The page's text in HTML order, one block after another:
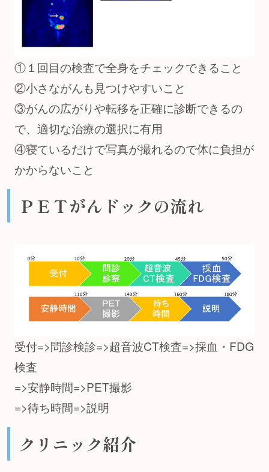
①１回目の検査で全身をチェックできること
②小さながんも見つけやすいこと
③がんの広がりや転移を正確に診断できるの
で、適切な治療の選択に有用
④寝ているだけで写真が撮れるので体に負担が
かからないこと
ＰＥＴがんドックの流れ
受付=>問診検診=>超音波CT検査=>採血・FDG
検査
=>安静時間=>PET撮影
=>待ち時間=>説明
クリニック紹介